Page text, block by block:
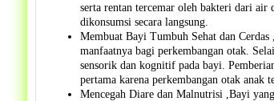
serta rentan tercemar oleh bakteri dari air
dikonsumsi secara langsung.
Membuat Bayi Tumbuh Sehat dan
manfaatnya bagi perkembangan otak.
sensorik dan kognitif pada bayi.
pertama karena perkembangan otak anak
Mencegah Diare dan Malnutrisi ,Bayi